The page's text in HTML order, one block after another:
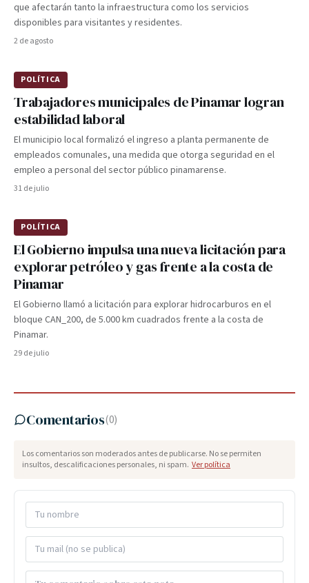
que afectarán tanto la infraestructura como los servicios
disponibles para visitantes y residentes.
2 de agosto
POLÍTICA
Trabajadores municipales de Pinamar logran
estabilidad laboral
El municipio local formalizó el ingreso a planta permanente de
empleados comunales, una medida que otorga seguridad en el
empleo a personal del sector público pinamarense.
31 de julio
POLÍTICA
El Gobierno impulsa una nueva licitación para
explorar petróleo y gas frente a la costa de
Pinamar
El Gobierno llamó a licitación para explorar hidrocarburos en el
bloque CAN_200, de 5.000 km cuadrados frente a la costa de
Pinamar.
29 de julio
Comentarios(0)
Los comentarios son moderados antes de publicarse. No se permiten
insultos, descalificaciones personales, ni spam. Ver política